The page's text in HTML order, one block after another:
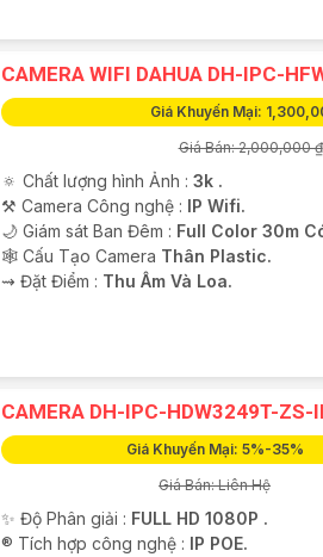
CAMERA WIFI DAHUA DH-IPC-
Giá Khuyến Mại:
Giá Bán: 2,000,000 ₫
🔅 Chất lượng hình Ảnh : 3k .
⚒ Camera Công nghệ : IP Wifi.
🌙 Giám sát Ban Đêm : Full Color 30m
🕸️ Cấu Tạo Camera Thân Plastic.
️⇝ Đặt Điểm : Thu Âm Và Loa.
CAMERA DH-IPC-HDW3249T-ZS-
Giá Khuyến Mại: 5%-35%
Giá Bán: Liên Hệ
✨ Độ Phân giải : FULL HD 1080P .
®️ Tích hợp công nghệ :
IP POE.